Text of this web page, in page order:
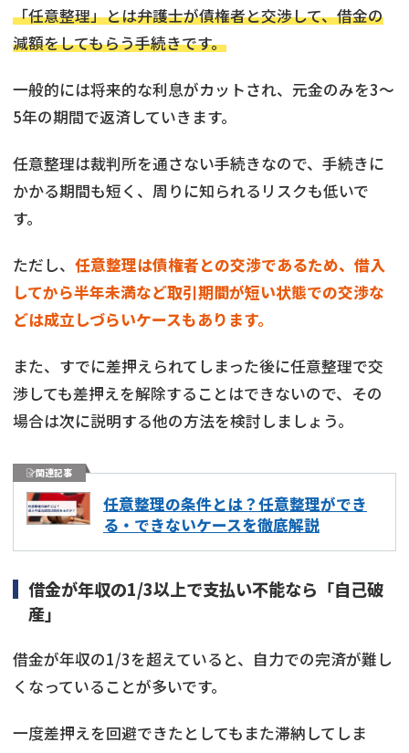
「任意整理」とは弁護士が債権者と交渉して、借金の
減額をしてもらう手続きです。
一般的には将来的な利息がカットされ、元金のみを3～
5年の期間で返済していきます。
任意整理は裁判所を通さない手続きなので、手続きに
かかる期間も短く、周りに知られるリスクも低いで
す。
ただし、 任意整理は債権者との交渉であるため、借入
してから半年未満など取引期間が短い状態での交渉な
どは成立しづらいケースもあります。
また、すでに差押えられてしまった後に任意整理で交
渉しても差押えを解除することはできないので、その
場合は次に説明する他の方法を検討しましょう。
関連記事
任意整理の条件とは？任意整理ができ
る・できないケースを徹底解説
借金が年収の1/3以上で支払い不能なら「自己破
産」
借金が年収の1/3を超えていると、自力での完済が難し
くなっていることが多いです。
一度差押えを回避できたとしてもまた滞納してしま